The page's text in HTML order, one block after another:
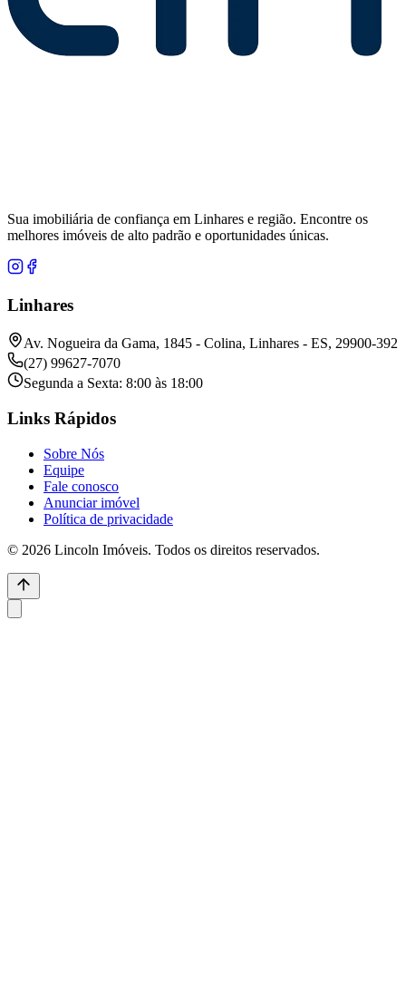
Sua imobiliária de confiança em Linhares e região. Encontre os
melhores imóveis de alto padrão e oportunidades únicas.
Linhares
Av. Nogueira da Gama, 1845 - Colina, Linhares - ES, 29900-392
(27) 99627-7070
Segunda a Sexta: 8:00 às 18:00
Links Rápidos
Sobre Nós
Equipe
Fale conosco
Anunciar imóvel
Política de privacidade
© 2026 Lincoln Imóveis. Todos os direitos reservados.